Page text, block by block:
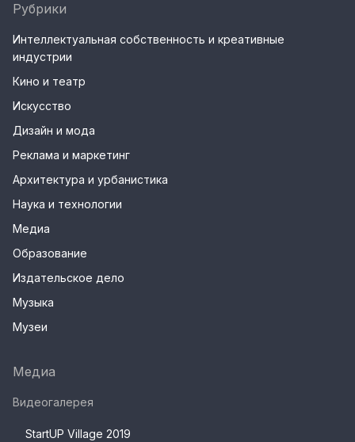
Рубрики
Интеллектуальная собственность и креативные
индустрии
Кино и театр
Искусство
Дизайн и мода
Реклама и маркетинг
Архитектура и урбанистика
Наука и технологии
Медиа
Образование
Издательское дело
Музыка
Музеи
Медиа
Видеогалерея
StartUP Village 2019